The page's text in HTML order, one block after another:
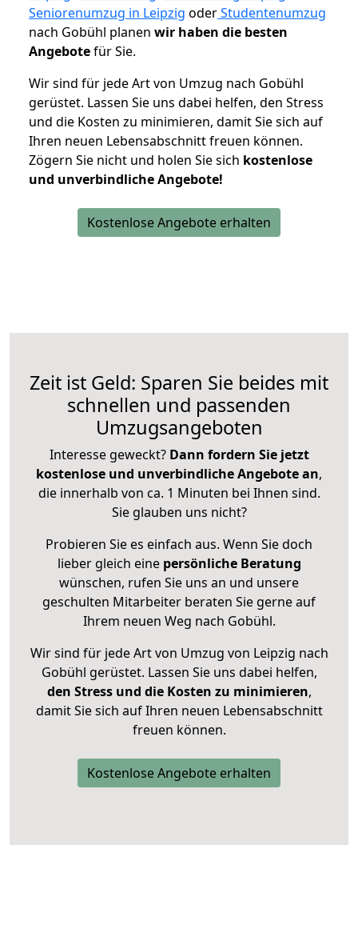
Seniorenumzug in Leipzig oderStudentenumzug
nach Gobühl planen wir haben die besten
Angebotefür Sie.
Wir sind für jede Art von Umzug nach Gobühl
gerüstet. Lassen Sie uns dabei helfen, den Stress
und die Kosten zu minimieren, damit Sie sich auf
Ihren neuen Lebensabschnitt freuen können.
Zögern Sie nicht und holen Sie sich kostenlose
und unverbindliche Angebote!
Kostenlose Angebote erhalten
Zeit ist Geld: Sparen Sie beides mit
schnellen und passenden
Umzugsangeboten
Interesse geweckt? Dann fordern Sie jetzt
kostenlose und unverbindliche Angebote an,
die innerhalb von ca. 1 Minuten bei Ihnen sind.
Sie glauben uns nicht?
Probieren Sie es einfach aus. Wenn Sie doch
lieber gleich eine persönliche Beratung
wünschen, rufen Sie uns an und unsere
geschulten Mitarbeiter beraten Sie gerne auf
Ihrem neuen Weg nach Gobühl.
Wir sind für jede Art von Umzug von Leipzig nach
Gobühl gerüstet. Lassen Sie uns dabei helfen,
den Stress und die Kosten zu minimieren,
damit Sie sich auf Ihren neuen Lebensabschnitt
freuen können.
Kostenlose Angebote erhalten